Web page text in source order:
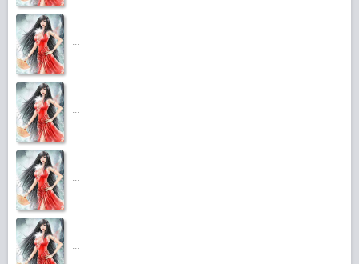
...
...
...
...